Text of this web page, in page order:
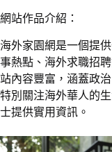
網站作品介紹：
海外家園網是一個提
事熱點、海外求職招
站內容豐富，涵蓋政
特別關注海外華人的
士提供實用資訊。